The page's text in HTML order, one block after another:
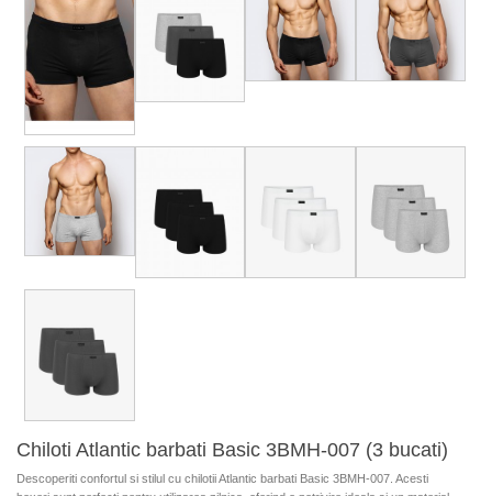
Chiloti Atlantic barbati Basic 3BMH-007 (3 bucati)
Descoperiti confortul si stilul cu chilotii Atlantic barbati Basic 3BMH-007. Acesti